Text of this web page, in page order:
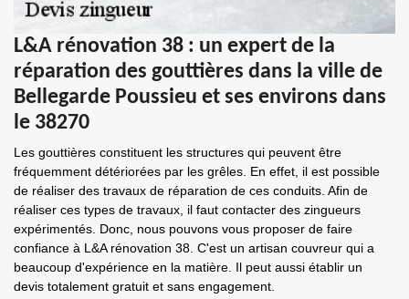
L&A rénovation 38 : un expert de la
réparation des gouttières dans la ville de
Bellegarde Poussieu et ses environs dans
le 38270
Les gouttières constituent les structures qui peuvent être
fréquemment détériorées par les grêles. En effet, il est possible
de réaliser des travaux de réparation de ces conduits. Afin de
réaliser ces types de travaux, il faut contacter des zingueurs
expérimentés. Donc, nous pouvons vous proposer de faire
confiance à L&A rénovation 38. C'est un artisan couvreur qui a
beaucoup d'expérience en la matière. Il peut aussi établir un
devis totalement gratuit et sans engagement.